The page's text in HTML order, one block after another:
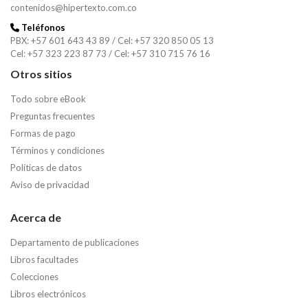
contenidos@hipertexto.com.co
Teléfonos
PBX: +57 601 643 43 89 / Cel: +57 320 850 05 13
Cel: +57 323 223 87 73 / Cel: +57 310 715 76 16
Otros sitios
Todo sobre eBook
Preguntas frecuentes
Formas de pago
Términos y condiciones
Políticas de datos
Aviso de privacidad
Acerca de
Departamento de publicaciones
Libros facultades
Colecciones
Libros electrónicos